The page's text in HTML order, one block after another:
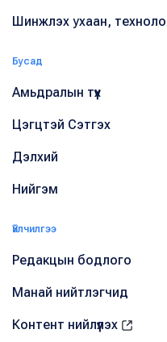
Шинжлэх ухаан,
Бусад
Амьдралын түүх
Цэгцтэй Сэтгэх
Дэлхий
Нийгэм
Үйлчилгээ
Редакцын бодлого
Манай нийтлэгчид
Контент нийлүүлэх